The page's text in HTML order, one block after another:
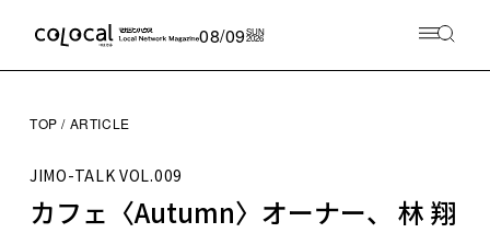
08/09SUN
2026
TOP ARTICLE
JIMO-TALKVOL.009
カフェ〈Autumn〉オーナー、 林 翔